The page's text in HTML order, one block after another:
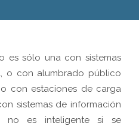
es sólo una con sistemas
o con alumbrado público
con estaciones de carga
sistemas de información
no es inteligente si se